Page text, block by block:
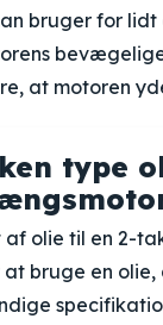
bruger for
at motoren
type
af olie til en 2-
bruge en olie,